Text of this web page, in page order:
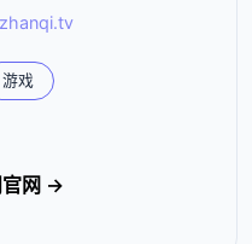
游戏
官网 →